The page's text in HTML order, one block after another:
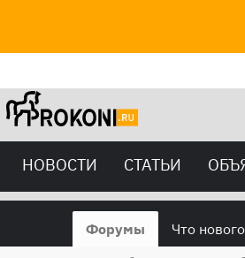
НОВОСТИ СТАТЬИ
Форумы Что